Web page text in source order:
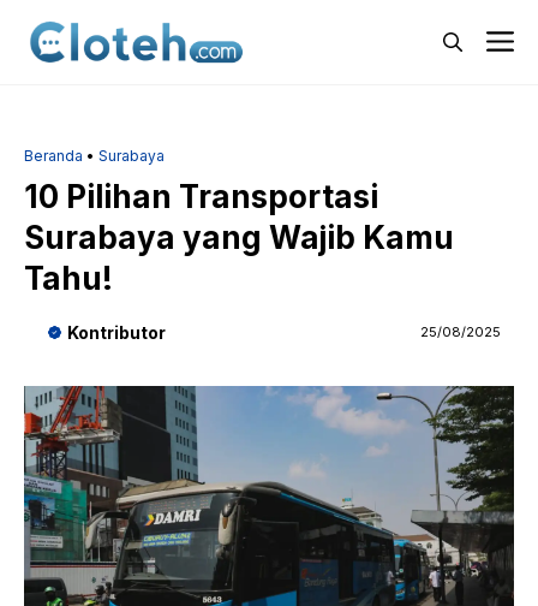
Beranda • Surabaya
10 Pilihan Transportasi
Surabaya yang Wajib Kamu
Tahu!
Kontributor 25/08/2025